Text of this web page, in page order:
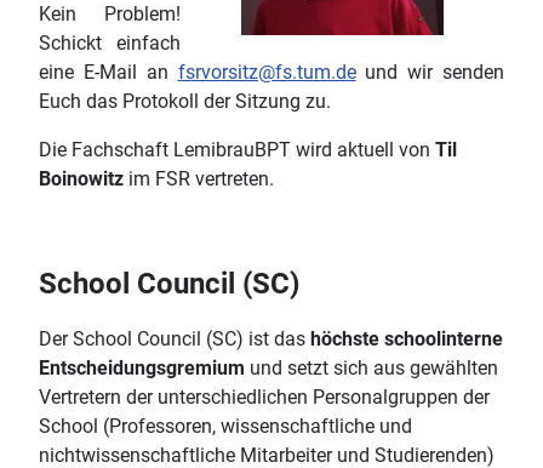
Kein Problem!
Schickt einfach
eine E-Mail an fsrvorsitz@fs.tum.deund wir senden
Euch das Protokoll der Sitzung zu.
Die Fachschaft LemibrauBPT wird aktuell von Til
Boinowitz im FSR vertreten.
School Council (SC)
Der School Council (SC) ist das höchste schoolinterne
Entscheidungsgremium und setzt sich aus gewählten
Vertretern der unterschiedlichen Personalgruppen der
School (Professoren, wissenschaftliche und
nichtwissenschaftliche Mitarbeiter und Studierenden)